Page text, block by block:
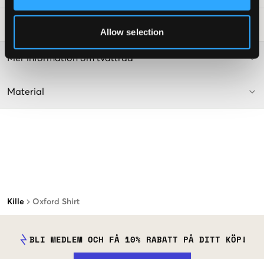
Allow selection
Kille Oxford Shirt
Mer information om tvättråd
Material
BLI MEDLEM OCH FÅ 10% RABATT PÅ DITT KÖP!